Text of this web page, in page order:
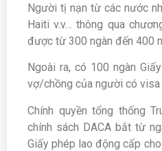
Người tị nạn từ các nước
Haiti v.v… thông qua
được từ 300 ngàn đến 400
Ngoài ra, có 100 ngàn
vợ/chồng của người có visa
Chính quyền tổng thống
chính sách DACA bắt từ
Giấy phép lao động cấp